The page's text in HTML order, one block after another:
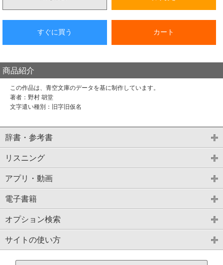
すぐに買う カート
商品紹介
この作品は、青空文庫のデータを基に制作しています。
著者：野村 胡堂
文字遣い種別：旧字旧仮名
辞書・参考書
リスニング
アプリ・動画
電子書籍
オプション検索
サイトの使い方